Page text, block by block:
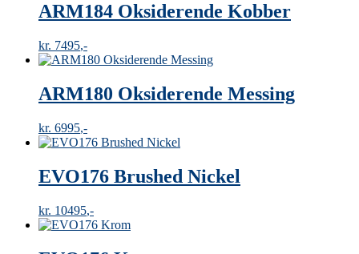
ARM184 Oksiderende Kobber
kr 7495
ARM180 Oksiderende Messing
kr 6995
EVO176 Brushed Nickel
kr 10495